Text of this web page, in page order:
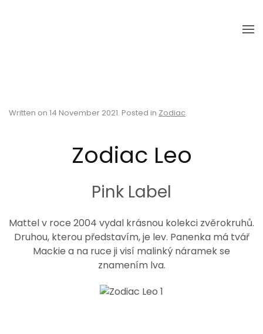
Written on 14 November 2021. Posted in Zodiac.
Zodiac Leo
Pink Label
Mattel v roce 2004 vydal krásnou kolekci zvěrokruhů.
Druhou, kterou představím, je lev. Panenka má tvář
Mackie a na ruce ji visí malinký náramek se
znamením lva.